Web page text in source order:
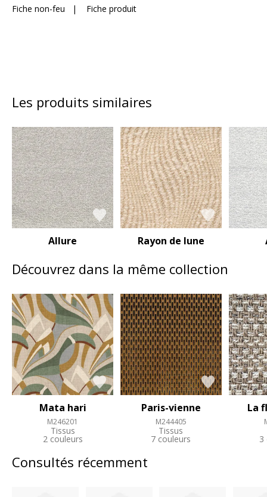
Fiche non-feu | Fiche produit
Les produits similaires
Allure Rayon de lune
Découvrez dans la même collection
Mata hari
M246201
Tissus
2 couleurs
Paris-vienne
M244405
Tissus
7 couleurs
La
3
Consultés récemment